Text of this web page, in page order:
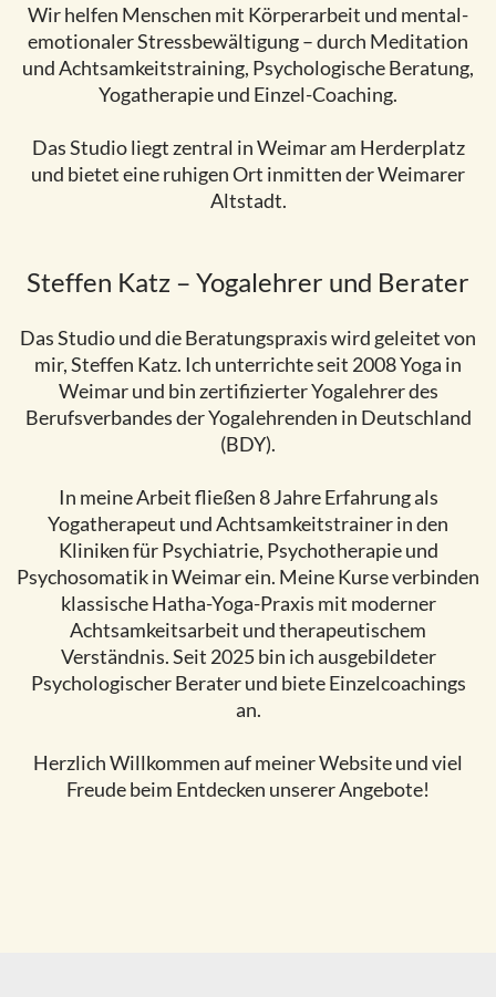
Wir helfen Menschen mit Körperarbeit und mental-
emotionaler Stressbewältigung – durch Meditation
und Achtsamkeitstraining, Psychologische Beratung,
Yogatherapie und Einzel-Coaching.
Das Studio liegt zentral in Weimar am Herderplatz
und bietet eine ruhigen Ort inmitten der Weimarer
Altstadt.
Steffen Katz – Yogalehrer und Berater
Das Studio und die Beratungspraxis wird geleitet von
mir, Steffen Katz. Ich unterrichte seit 2008 Yoga in
Weimar und bin zertifizierter Yogalehrer des
Berufsverbandes der Yogalehrenden in Deutschland
(BDY).
In meine Arbeit fließen 8 Jahre Erfahrung als
Yogatherapeut und Achtsamkeitstrainer in den
Kliniken für Psychiatrie, Psychotherapie und
Psychosomatik in Weimar ein. Meine Kurse verbinden
klassische Hatha-Yoga-Praxis mit moderner
Achtsamkeitsarbeit und therapeutischem
Verständnis. Seit 2025 bin ich ausgebildeter
Psychologischer Berater und biete Einzelcoachings
an.
Herzlich Willkommen auf meiner Website und viel
Freude beim Entdecken unserer Angebote!